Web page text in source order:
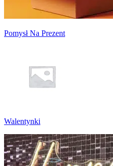
Pomysł Na Prezent
Walentynki